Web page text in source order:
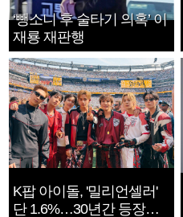
‘뺑소니 후 술타기 의혹’ 이
재룡 재판행
K팝 아이돌, '밀리언셀러'
단 1.6%…30년간 등장